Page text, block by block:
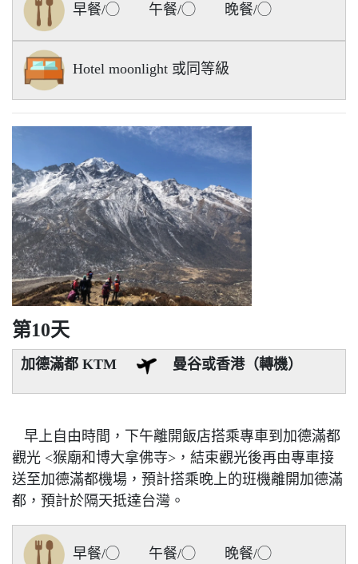
早餐/◯ 午餐/◯ 晚餐/◯
Hotel moonlight 或同等級
第10天
加德滿都 KTM 曼谷或香港（轉機）
早上自由時間，下午離開飯店搭乘專車到加德滿都
觀光 <猴廟和博大拿佛寺>，結束觀光後再由專車接
送至加德滿都機場，預計搭乘晚上的班機離開加德滿
都，預計於隔天抵達台灣。
早餐/◯ 午餐/◯ 晚餐/◯